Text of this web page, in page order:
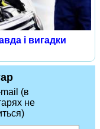
і вигадки
(в
не